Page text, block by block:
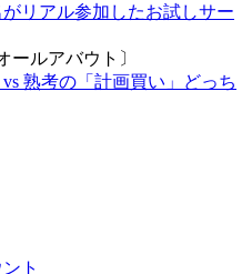
リアル参加したお試しサー
ールアバウト〕
熟考の「計画買い」どっち